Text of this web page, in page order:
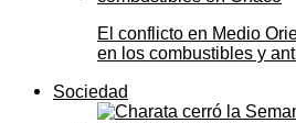
El conflicto en Medio
en los combustibles y
Sociedad